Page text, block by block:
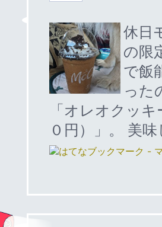
休日
の限
で飯
った
「オレオクッ
０円）」。 美